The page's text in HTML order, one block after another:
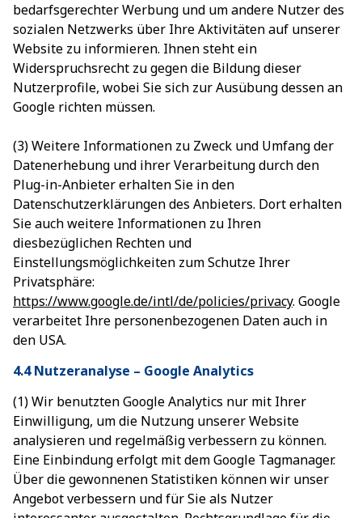
bedarfsgerechter Werbung und um andere Nutzer des
sozialen Netzwerks über Ihre Aktivitäten auf unserer
Website zu informieren. Ihnen steht ein
Widerspruchsrecht zu gegen die Bildung dieser
Nutzerprofile, wobei Sie sich zur Ausübung dessen an
Google richten müssen.
(3) Weitere Informationen zu Zweck und Umfang der
Datenerhebung und ihrer Verarbeitung durch den
Plug-in-Anbieter erhalten Sie in den
Datenschutzerklärungen des Anbieters. Dort erhalten
Sie auch weitere Informationen zu Ihren
diesbezüglichen Rechten und
Einstellungsmöglichkeiten zum Schutze Ihrer
Privatsphäre:
https://www.google.de/intl/de/policies/privacy. Google
verarbeitet Ihre personenbezogenen Daten auch in
den USA.
4.4 Nutzeranalyse – Google Analytics
(1) Wir benutzten Google Analytics nur mit Ihrer
Einwilligung, um die Nutzung unserer Website
analysieren und regelmäßig verbessern zu können.
Eine Einbindung erfolgt mit dem Google Tagmanager.
Über die gewonnenen Statistiken können wir unser
Angebot verbessern und für Sie als Nutzer